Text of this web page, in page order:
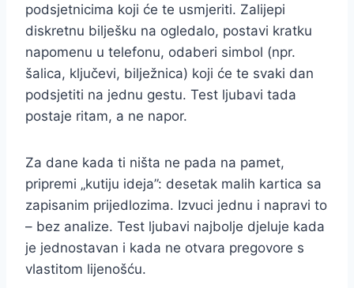
podsjetnicima koji će te usmjeriti. Zalijepi
diskretnu bilješku na ogledalo, postavi kratku
napomenu u telefonu, odaberi simbol (npr.
šalica, ključevi, bilježnica) koji će te svaki dan
podsjetiti na jednu gestu. Test ljubavi tada
postaje ritam, a ne napor.
Za dane kada ti ništa ne pada na pamet,
pripremi „kutiju ideja”: desetak malih kartica sa
zapisanim prijedlozima. Izvuci jednu i napravi to
– bez analize. Test ljubavi najbolje djeluje kada
je jednostavan i kada ne otvara pregovore s
vlastitom lijenošću.